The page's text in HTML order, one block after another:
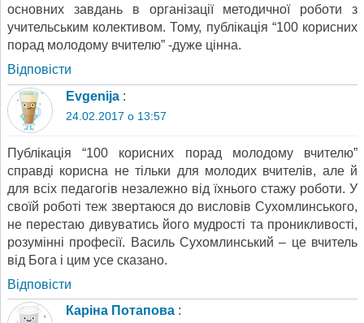
основних завдань в організації методичної роботи з
учительським колективом. Тому, публікація “100 корисних
порад молодому вчителю” -дуже цінна.
Відповіcти
Evgenija :
24.02.2017 о 13:57
Публікація “100 корисних порад молодому вчителю”
справді корисна не тільки для молодих вчителів, але й
для всіх педагогів незалежно від їхнього стажу роботи. У
своїй роботі теж звертаюся до висловів Сухомлинського,
не перестаю дивуватись його мудрості та проникливості,
розумінні професії. Василь Сухомлинський – це вчитель
від Бога і цим усе сказано.
Відповіcти
Каріна Потапова :